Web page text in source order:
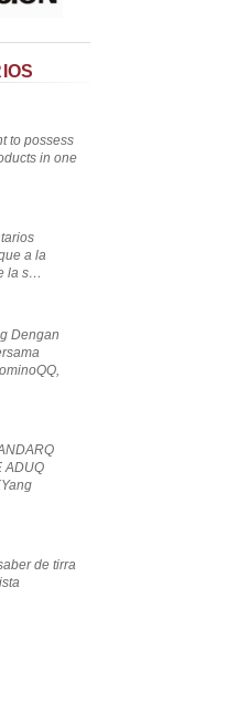
to possess
in one
a la
la s…
Dengan
ADUQ
de tirra